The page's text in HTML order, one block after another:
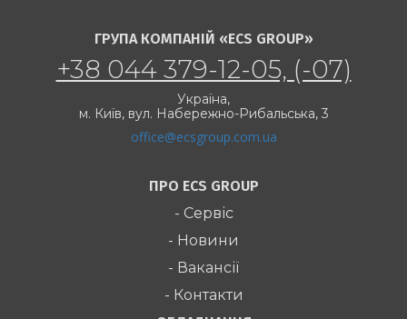
ПРО ECS GROUP
- Сервіс
- Новини
- Вакансії
- Контакти
ГРУПА КОМПАНІЙ «ECS GROUP»
+38 044 379-12-05, (-07)
Україна,
м. Київ, вул. Набережно-Рибальська, 3
office@ecsgroup.com.ua